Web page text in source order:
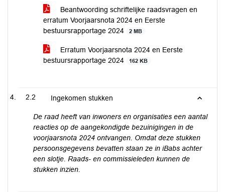
Beantwoording schriftelijke raadsvragen en
erratum Voorjaarsnota 2024 en Eerste
bestuursrapportage 2024
2 MB
Erratum Voorjaarsnota 2024 en Eerste
bestuursrapportage 2024
162 KB
2.2 Ingekomen stukken
De raad heeft van inwoners en organisaties een aantal
reacties op de aangekondigde bezuinigingen in de
voorjaarsnota 2024 ontvangen. Omdat deze stukken
persoonsgegevens bevatten staan ze in iBabs achter
een slotje. Raads- en commissieleden kunnen de
stukken inzien.